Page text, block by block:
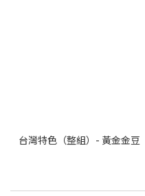
台灣特色（整組）- 黃金金豆